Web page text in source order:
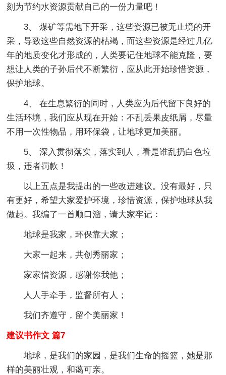
刻为节约水资源贡献自己的一份力量吧！
3、 煤矿等需地下开采，这些资源已被无止境的开
采，导致这些自然资源的枯竭，而这些资源是经过几亿
年的地质变化才形成的，人类要记住地球不能克隆，要
想让人类的子孙后代不断繁衍，应从此开始珍惜资源，
保护地球。
4、 在生息繁衍的同时，人类应为后代留下良好的
生活环境，我们应从现在开始：不乱丢果皮纸屑，尽量
不用一次性物品，用环保袋，让地球更加美丽。
5、 深入贯彻落实，落实到人，看是谁乱扔白色垃
圾，违者罚款！
以上五点是我提出的一些改进建议。没有最好，只
有更好，希望大家爱护环境，珍惜资源，保护地球从我
做起。我编了一首顺口溜，请大家牢记：
地球是我家，环保靠大家；
大家一起来，共创秀丽家；
家家惜资源，感谢你我他；
人人手牵手，监督所有人；
我们齐遵守，留个美丽家！
建议书作文 篇7
地球，是我们的家园，是我们生命的摇篮，她是那
样的美丽壮观，和蔼可亲。